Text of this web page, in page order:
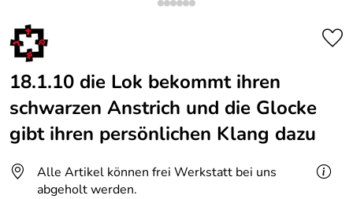
18.1.10 die Lok bekommt ihren
schwarzen Anstrich und die Glocke
gibt ihren persönlichen Klang dazu
Alle Artikel können frei Werkstatt bei uns
abgeholt werden.